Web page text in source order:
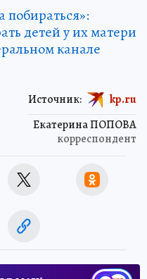
побираться»:
детей у их матери
канале
Екатерина ПОПОВА
корреспондент
Источник: kp.ru